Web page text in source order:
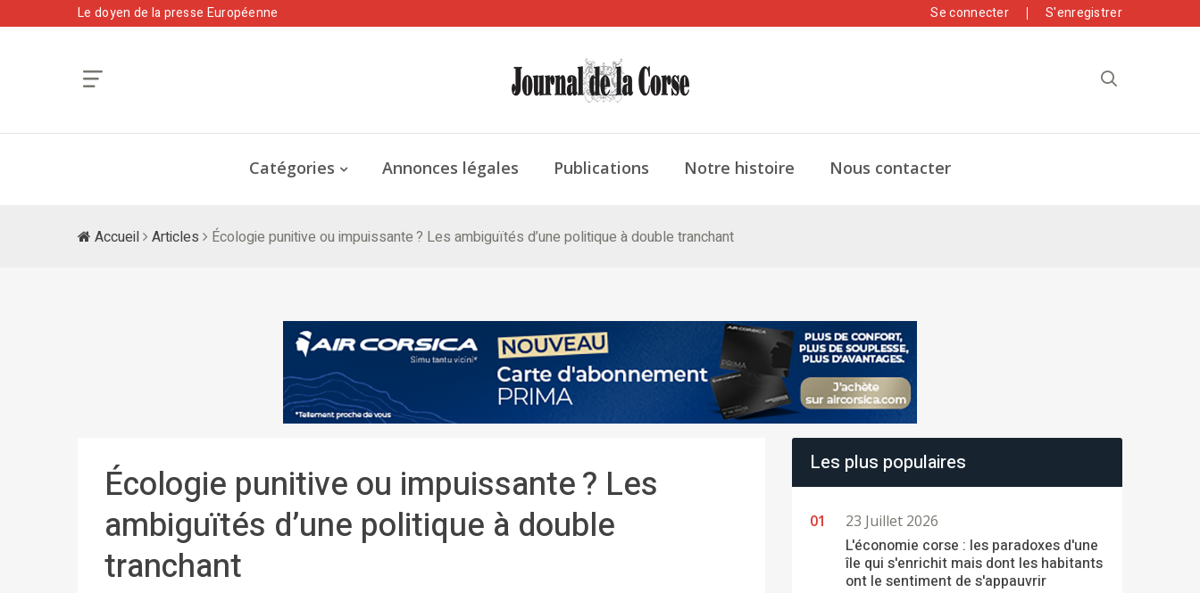
Le doyen de la presse Européenne Se connecter S'enregistrer
Catégories Annonces légales Publications Notre histoire Nous contacter
Accueil Articles Écologie punitive ou impuissante ? Les ambiguïtés d’une politique à double tranchant
Écologie punitive ou impuissante ? Les
ambiguïtés d’une politique à double
tranchant
Les plus populaires
23 Juillet 2026
L'économie corse : les paradoxes d'une
île qui s'enrichit mais dont les habitants
ont le sentiment de s'appauvrir